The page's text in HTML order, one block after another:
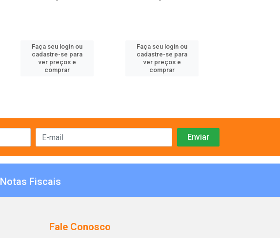
Faça seu login ou
cadastre-se para
ver preços e
comprar
Faça seu login ou
cadastre-se para
ver preços e
comprar
Notas Fiscais
Fale Conosco